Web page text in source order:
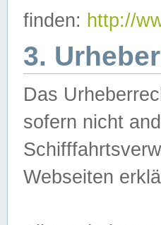
finden: http://
3.
Das
sofern nicht
Webseiten